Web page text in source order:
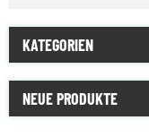
KATEGORIEN
NEUE PRODUKTE